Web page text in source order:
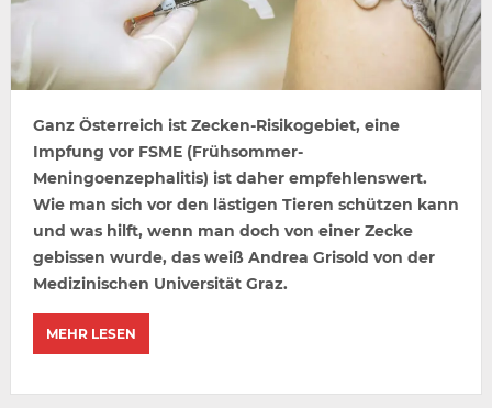
Ganz Österreich ist Zecken-Risikogebiet, eine
Impfung vor FSME (Frühsommer-
Meningoenzephalitis) ist daher empfehlenswert.
Wie man sich vor den lästigen Tieren schützen kann
und was hilft, wenn man doch von einer Zecke
gebissen wurde, das weiß Andrea Grisold von der
Medizinischen Universität Graz.
MEHR LESEN